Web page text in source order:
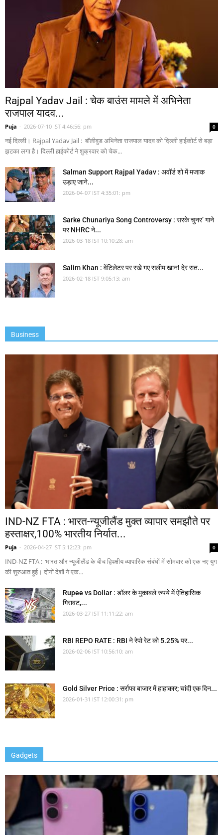
Rajpal Yadav Jail : चेक बाउंस मामले में अभिनेता
राजपाल यादव...
Puja - 2026-07-10 IST 4:46:56: pm 0
नई दिल्ली। Rajpal Yadav Jail : बॉलीवुड अभिनेता राजपाल यादव को दिल्ली हाईकोर्ट से बड़ा
झटका लगा है। दिल्ली हाईकोर्ट ने शुक्रवार को चेक...
Salman Support Rajpal Yadav : अवॉर्ड शो में मजाक
उड़ाए जाने...
2026-04-07 IST 4:35:01: pm
Sarke Chunariya Song Controversy : सरके चुनर’ गाने
पर NHRC ने...
2026-03-18 IST 10:10:28: am
Salim Khan : वेंटिलेटर पर रखे गए सलीम खान! देर रात...
2026-02-18 IST 9:05:13: am
Business
IND-NZ FTA : भारत-न्यूजीलैंड मुक्त व्यापार समझौते पर
हस्ताक्षर,100% भारतीय निर्यात...
Puja - 2026-04-27 IST 5:12:23: pm 0
IND-NZ FTA : भारत और न्यूजीलैंड के बीच द्विपक्षीय व्यापारिक संबंधों में सोमवार को एक नए युग
की शुरुआत हुई। दोनों देशों ने एक...
Rupee vs Dollar : डॉलर के मुकाबले रुपये में ऐतिहासिक
गिरावट,...
2026-03-27 IST 11:11:22: am
RBI REPO RATE : RBI ने रेपो रेट को 5.25% पर...
2026-02-06 IST 10:56:10: am
Gold Silver Price : सर्राफा बाजार में हाहाकार; चांदी एक दिन...
2026-01-31 IST 12:00:31: pm
Gadgets